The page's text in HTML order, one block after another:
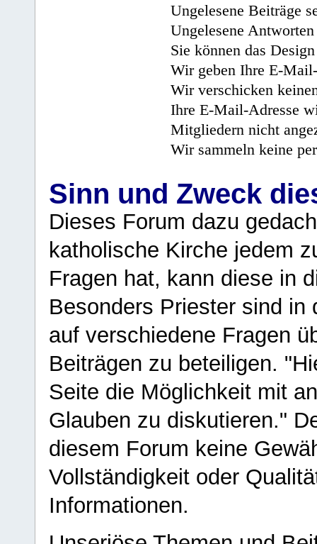
Ungelesene Beiträge
Ungelesene
Sie können das
Wir geben Ihre E-
Wir verschicken
Ihre E-Mail-Adresse
Mitgliedern nicht
Wir sammeln keine
Sinn und Zweck
Dieses Forum dazu
katholische Kirche jedem
Fragen hat, kann diese in
Besonders Priester sind in
auf verschiedene Fragen
Beiträgen zu beteiligen.
Seite die Möglichkeit mit
Glauben zu diskutieren."
diesem Forum keine
Vollständigkeit oder
Informationen.